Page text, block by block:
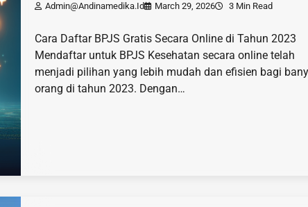
Admin@andinamedika.id March 29, 2026 3 Min Read
Cara Daftar BPJS Gratis Secara Online di Tahun 2023
Mendaftar untuk BPJS Kesehatan secara online telah
menjadi pilihan yang lebih mudah dan efisien bagi
orang di tahun 2023. Dengan…